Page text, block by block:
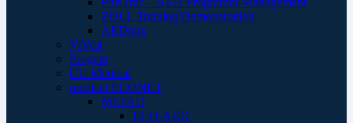
ZOLL Training/Demonstration
AEDtrax
ViVest
Progetti
CU Medical
medical ECONET
MEPAD
ECO-AED